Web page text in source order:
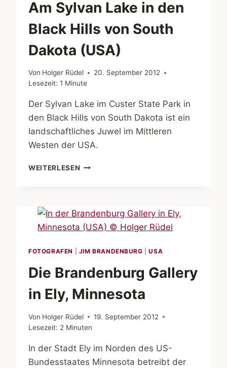
Am Sylvan Lake in den
Black Hills von South
Dakota (USA)
Von Holger Rüdel
20. September 2012
Lesezeit: 1 Minute
Der Sylvan Lake im Custer State Park in
den Black Hills von South Dakota ist ein
landschaftliches Juwel im Mittleren
Westen der USA.
WEITERLESEN AM
DEN
BLACK
HILLS
SOUTH
(USA)
FOTOGRAFEN JIM BRANDENBURG |USA
Die Brandenburg Gallery
in Ely, Minnesota
Von Holger Rüdel
19. September 2012
Lesezeit: 2 Minuten
In der Stadt Ely im Norden des US-
Bundesstaates Minnesota betreibt der